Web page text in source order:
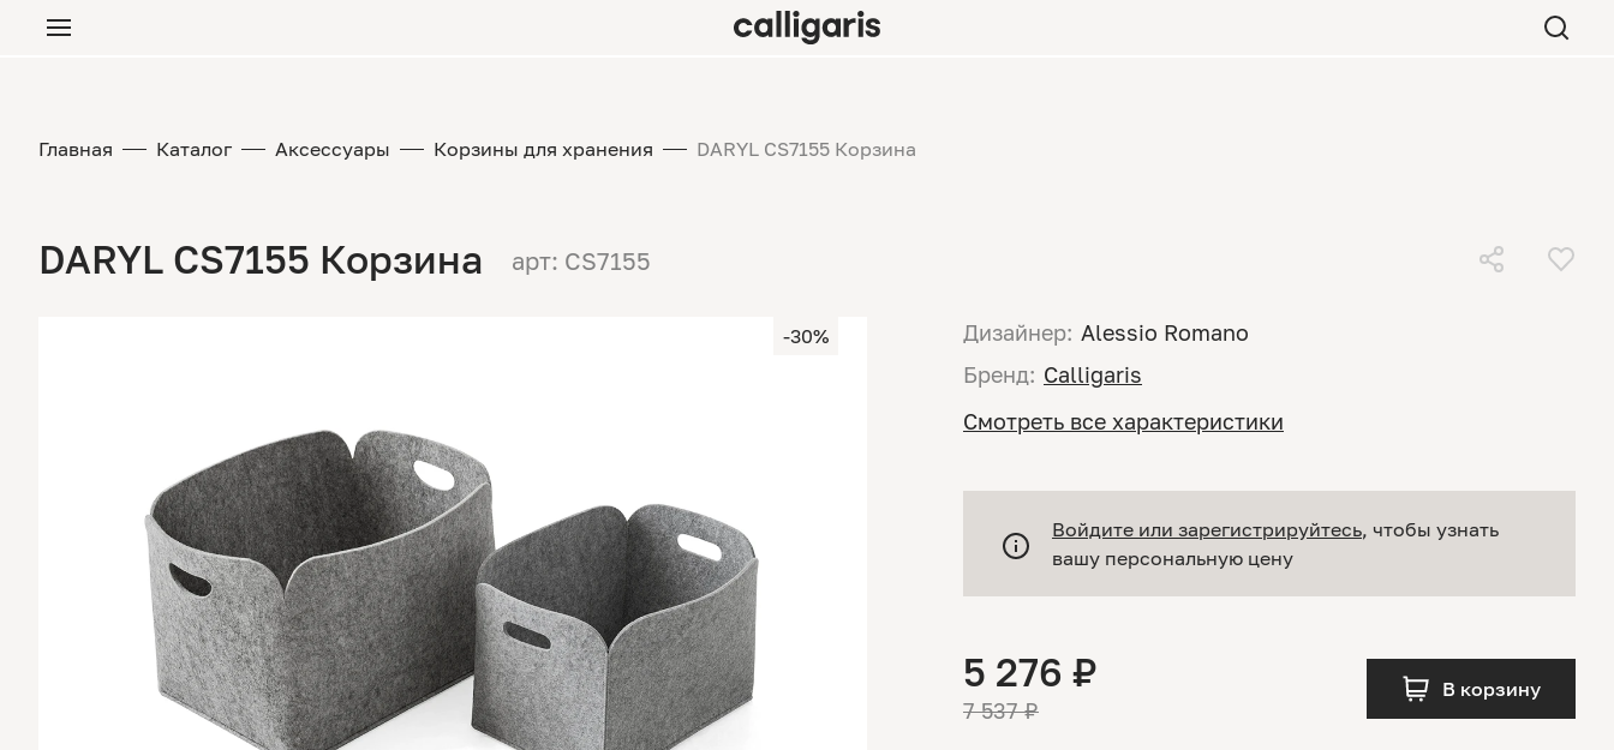
Главная Каталог Аксессуары Корзины для хранения DARYL CS7155 Корзина
DARYL CS7155 Корзина арт: CS7155
-30% Дизайнер: Alessio Romano
Бренд: Calligaris
Смотреть все характеристики
Войдите или зарегистрируйтесь, чтобы узнать
вашу персональную цену
5 276 ₽
7 537 ₽
В корзину